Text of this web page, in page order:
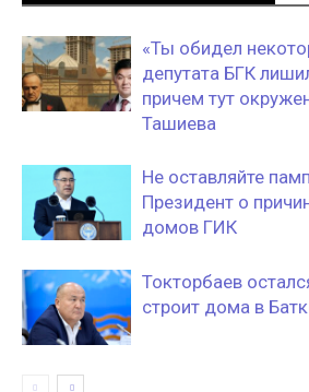
«Ты обидел
депутата БГК
причем тут
Ташиева
Не оставляйте
Президент о
домов ГИК
Токторбаев
строит дома в